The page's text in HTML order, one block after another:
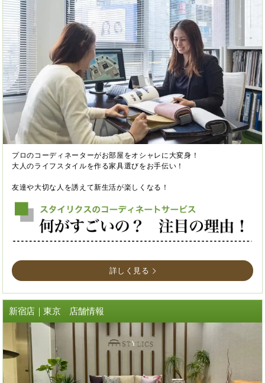
プロのコーディネーターがお部屋をオシャレに大変身！
大人のライフスタイルを作る家具選びをお手伝い！
友達や大切な人を誘えて新生活が楽しくなる！
詳しく見る
新宿店｜東京 店舗情報